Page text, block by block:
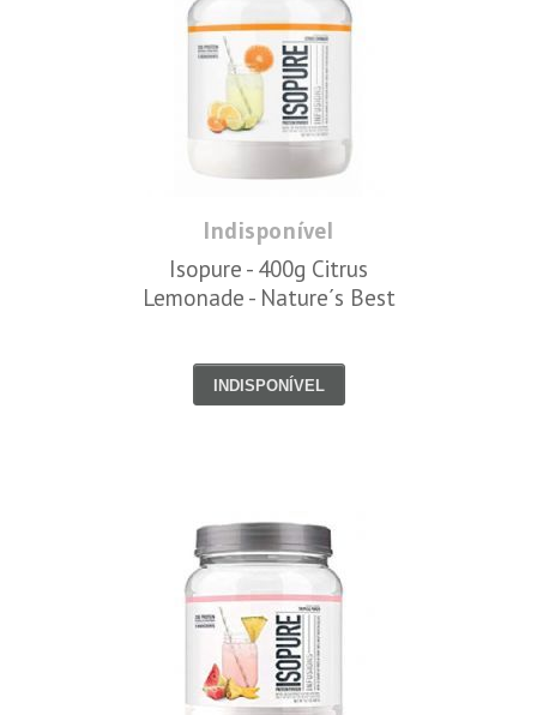
Indisponível
Isopure - 400g Citrus
Lemonade - Nature´s Best
INDISPONÍVEL